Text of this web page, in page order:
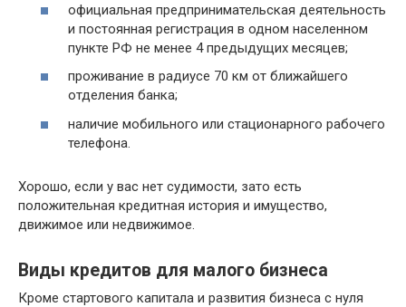
официальная предпринимательская деятельность
и постоянная регистрация в одном населенном
пункте РФ не менее 4 предыдущих месяцев;
проживание в радиусе 70 км от ближайшего
отделения банка;
наличие мобильного или стационарного рабочего
телефона.
Хорошо, если у вас нет судимости, зато есть
положительная кредитная история и имущество,
движимое или недвижимое.
Виды кредитов для малого бизнеса
Кроме стартового капитала и развития бизнеса с нуля